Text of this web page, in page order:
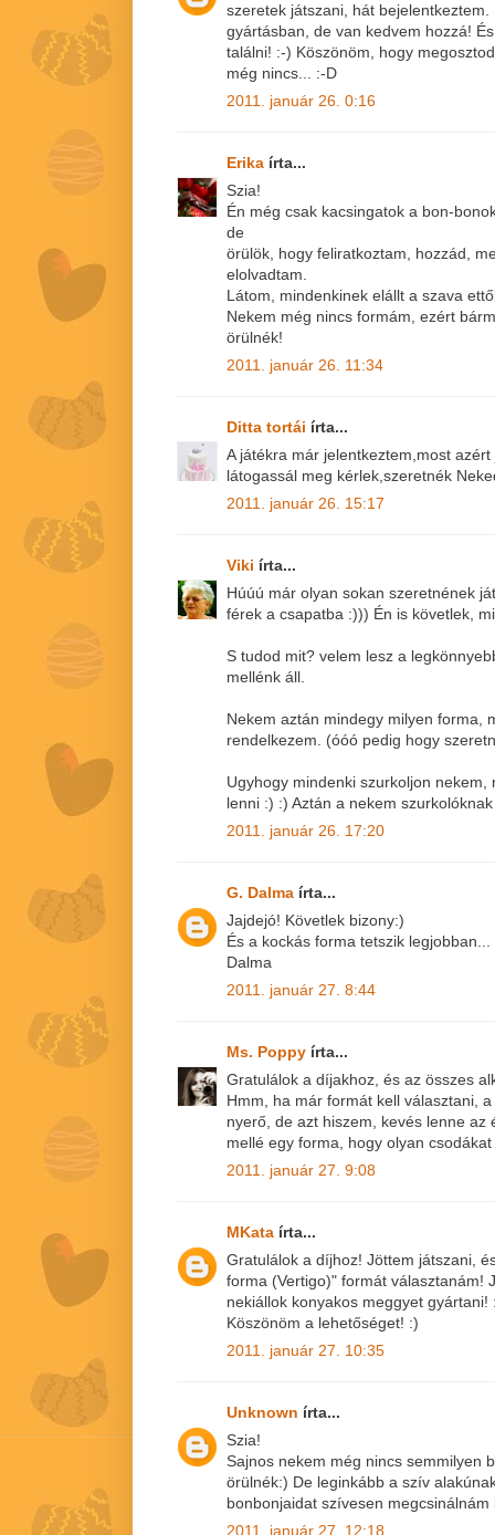
szeretek játszani, hát
gyártásban, de van kedvem hozzá!
találni! :-) Köszönöm, hogy
még nincs... :-D
2011. január 26. 0:16
Erika írta...
Szia!
Én még csak kacsingatok a bon-
de
örülök, hogy feliratkoztam, hozzád,
elolvadtam.
Látom, mindenkinek elállt a szava
Nekem még nincs formám, ezért
örülnék!
2011. január 26. 11:34
Ditta tortái írta...
A játékra már jelentkeztem,most
látogassál meg kérlek,szeretnék
2011. január 26. 15:17
Viki írta...
Húúú már olyan sokan szeretnének
férek a csapatba :))) Én is követlek,
S tudod mit? velem lesz a
mellénk áll.
Nekem aztán mindegy milyen forma,
rendelkezem. (óóó pedig hogy
Ugyhogy mindenki szurkoljon
lenni :) :) Aztán a nekem
2011. január 26. 17:20
G. Dalma írta...
Jajdejó! Követlek bizony:)
És a kockás forma tetszik legjobban...
Dalma
2011. január 27. 8:44
Ms. Poppy írta...
Gratulálok a díjakhoz, és az összes
Hmm, ha már formát kell választani,
nyerő, de azt hiszem, kevés lenne az
mellé egy forma, hogy olyan
2011. január 27. 9:08
MKata írta...
Gratulálok a díjhoz! Jöttem játszani,
forma (Vertigo)" formát választanám!
nekiállok konyakos meggyet gyártani!
Köszönöm a lehetőséget! :)
2011. január 27. 10:35
Unknown írta...
Szia!
Sajnos nekem még nincs semmilyen
örülnék:) De leginkább a szív
bonbonjaidat szívesen megcsinálnám
2011. január 27. 12:18